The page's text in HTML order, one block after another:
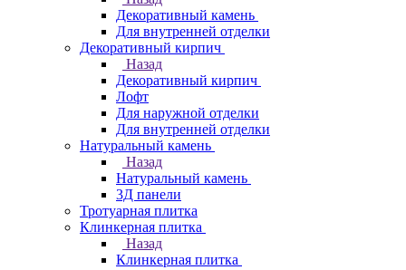
Декоративный камень
Для внутренней отделки
Декоративный кирпич
Назад
Декоративный кирпич
Лофт
Для наружной отделки
Для внутренней отделки
Натуральный камень
Назад
Натуральный камень
3Д панели
Тротуарная плитка
Клинкерная плитка
Назад
Клинкерная плитка